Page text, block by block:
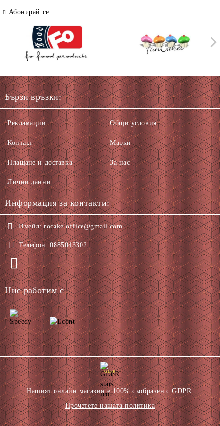
Абонирай се
Бързи връзки:
Рекламации
Контакт
Плащане и доставка
Лични данни
Общи условия
Марки
За нас
Информация за контакти:
Имейл: rocake.office@gmail.com
Телефон: 0885043302
Ние работим с
GDPR
Нашият онлайн магазин е 100% съобразен с GDPR.
Прочетете нашата политика